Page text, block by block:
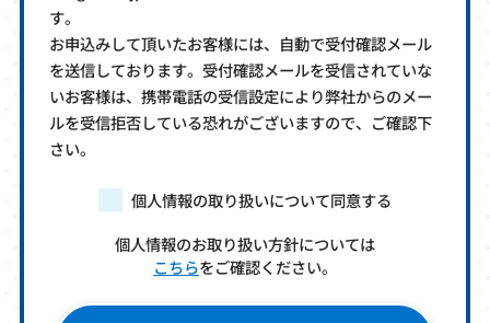
す。
お申込みして頂いたお客様には、自動で受付確認メール
を送信しております。受付確認メールを受信されていな
いお客様は、携帯電話の受信設定により弊社からのメー
ルを受信拒否している恐れがございますので、ご確認下
さい。
個人情報の取り扱いについて同意する
個人情報のお取り扱い方針については
こちらをご確認ください。